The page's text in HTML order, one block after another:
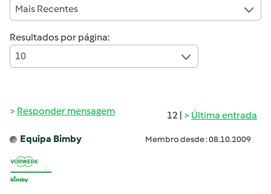
Mais Recentes
Resultados por página:
10
12 | Última entrada
Responder mensagem
Equipa Bimby Membro desde : 08.10.2009